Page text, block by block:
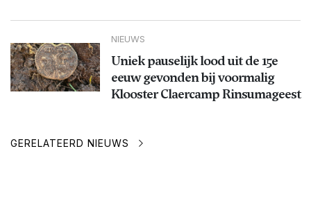
NIEUWS
Uniek pauselijk lood uit de 15e
eeuw gevonden bij voormalig
Klooster Claercamp Rinsumageest
GERELATEERD NIEUWS